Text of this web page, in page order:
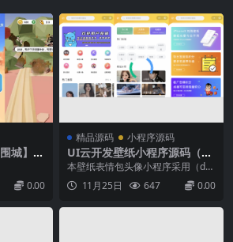
城】最
手
0.00
精品源码 小程序源码
UI云开发壁纸小程序源码（修
复版带编译教程）
本壁纸表情包头像小程序采用（dcl
oud云开发）所以无需服务器与域
名支持微信QQ双端小程序也就是说
11月25日 647 0.00